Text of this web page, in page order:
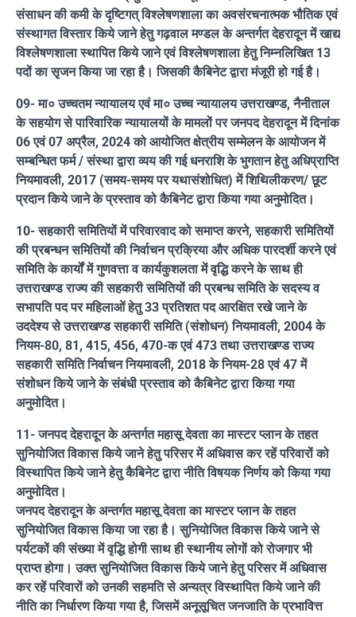
संसाधन की कमी के दृष्टिगत् विश्लेषणशाला का अवसंरचनात्मक भौतिक एवं
संस्थागत विस्तार किये जाने हेतु गढ़वाल मण्डल के अन्तर्गत देहरादून में खाद्य
विश्लेषणशाला स्थापित किये जाने एवं विश्लेषणशाला हेतु निम्नलिखित 13
पदों का सृजन किया जा रहा है। जिसकी कैबिनेट द्वारा मंजूरी हो गई है।
09- मा० उच्चतम न्यायालय एवं मा० उच्च न्यायालय उत्तराखण्ड, नैनीताल
के सहयोग से पारिवारिक न्यायालयों के मामलों पर जनपद देहरादून में दिनांक
06 एवं 07 अप्रैल, 2024 को आयोजित क्षेत्रीय सम्मेलन के आयोजन में
सम्बन्धित फर्म / संस्था द्वारा व्यय की गई धनराशि के भुगतान हेतु अधिप्राप्ति
नियमावली, 2017 (समय-समय पर यथासंशोधित) में शिथिलीकरण/ छूट
प्रदान किये जाने के प्रस्ताव को कैबिनेट द्वारा किया गया अनुमोदित।
10- सहकारी समितियों में परिवारवाद को समाप्त करने, सहकारी समितियों
की प्रबन्धन समितियों की निर्वाचन प्रक्रिया और अधिक पारदर्शी करने एवं
समिति के कार्यों में गुणवत्ता व कार्यकुशलता में वृद्धि करने के साथ ही
उत्तराखण्ड राज्य की सहकारी समितियों की प्रबन्ध समिति के सदस्य व
सभापति पद पर महिलाओं हेतु 33 प्रतिशत पद आरक्षित रखे जाने के
उददेश्य से उत्तराखण्ड सहकारी समिति (संशोधन) नियमावली, 2004 के
नियम-80, 81, 415, 456, 470-क एवं 473 तथा उत्तराखण्ड राज्य
सहकारी समिति निर्वाचन नियमावली, 2018 के नियम-28 एवं 47 में
संशोधन किये जाने के संबंधी प्रस्ताव को कैबिनेट द्वारा किया गया
अनुमोदित।
11- जनपद देहरादून के अन्तर्गत महासू देवता का मास्टर प्लान के तहत
सुनियोजित विकास किये जाने हेतु परिसर में अधिवास कर रहें परिवारों को
विस्थापित किये जाने हेतु कैबिनेट द्वारा नीति विषयक निर्णय को किया गया
अनुमोदित।
जनपद देहरादून के अन्तर्गत महासू देवता का मास्टर प्लान के तहत
सुनियोजित विकास किया जा रहा है। सुनियोजित विकास किये जाने से
पर्यटकों की संख्या में वृद्धि होगी साथ ही स्थानीय लोगों को रोजगार भी
प्राप्त होगा। उक्त सुनियोजित विकास किये जाने हेतु परिसर में अधिवास
कर रहें परिवारों को उनकी सहमति से अन्यत्र विस्थापित किये जाने की
नीति का निर्धारण किया गया है, जिसमें अनूसूचित जनजाति के प्रभावित्त